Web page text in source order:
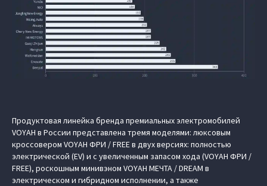
Продуктовая линейка бренда премиальных электромобилей
VOYAH в России представлена тремя моделями: люксовым
кроссовером VOYAH ФРИ / FREE в двух версиях: полностью
электрической (EV) и с увеличенным запасом хода (VOYAH ФРИ /
FREE), роскошным минивэном VOYAH МЕЧТА / DREAM в
электрическом и гибридном исполнении, а также